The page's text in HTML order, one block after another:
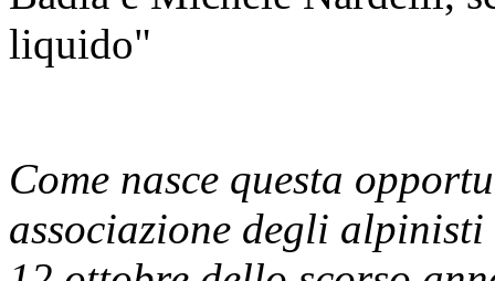
liquido"
Come nasce questa
associazione degli